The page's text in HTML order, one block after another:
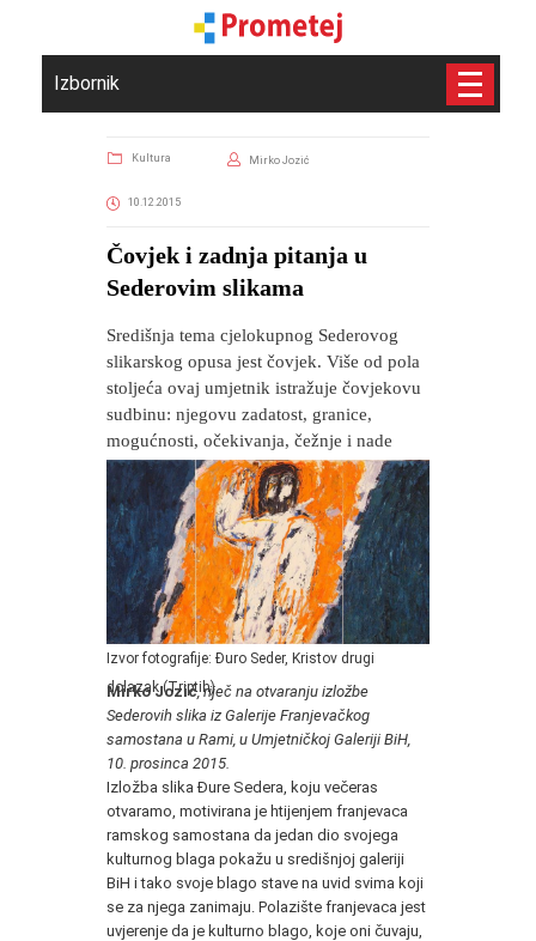
Izbornik
Kultura Mirko Jozić
10.12.2015
Čovjek i zadnja pitanja u
Sederovim slikama
Središnja tema cjelokupnog Sederovog
slikarskog opusa jest čovjek. Više od pola
stoljeća ovaj umjetnik istražuje čovjekovu
sudbinu: njegovu zadatost, granice,
mogućnosti, očekivanja, čežnje i nade
Izvor fotografije: Đuro Seder, Kristov drugi
dolazak (Triptih)
Mirko Jozić, riječ na otvaranju izložbe
Sederovih slika iz Galerije Franjevačkog
samostana u Rami, u Umjetničkoj Galeriji BiH,
10. prosinca 2015.
Izložba slika Đure Sedera, koju večeras
otvaramo, motivirana je htijenjem franjevaca
ramskog samostana da jedan dio svojega
kulturnog blaga pokažu u središnjoj galeriji
BiH i tako svoje blago stave na uvid svima koji
se za njega zanimaju. Polazište franjevaca jest
uvjerenje da je kulturno blago, koje oni čuvaju,